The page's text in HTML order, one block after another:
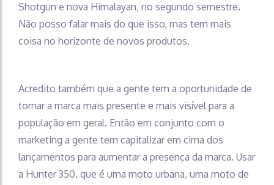
Shotgun e nova Himalayan, no segundo semestre.
Não posso falar mais do que isso, mas tem mais
coisa no horizonte de novos produtos.
Acredito também que a gente tem a oportunidade de
tornar a marca mais presente e mais visível para a
população em geral. Então em conjunto com o
marketing a gente tem capitalizar em cima dos
lançamentos para aumentar a presença da marca. Usar
a Hunter 350, que é uma moto urbana, uma moto de